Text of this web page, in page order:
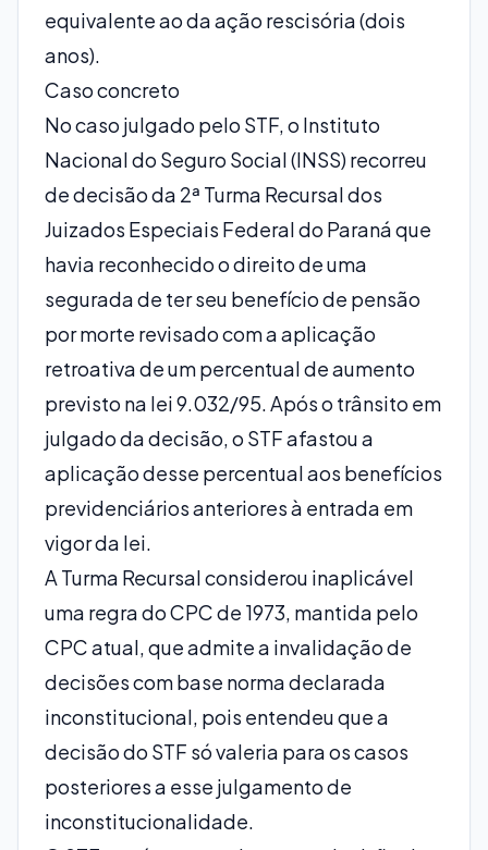
equivalente ao da ação rescisória (dois
anos).
Caso concreto
No caso julgado pelo STF, o Instituto
Nacional do Seguro Social (INSS) recorreu
de decisão da 2ª Turma Recursal dos
Juizados Especiais Federal do Paraná que
havia reconhecido o direito de uma
segurada de ter seu benefício de pensão
por morte revisado com a aplicação
retroativa de um percentual de aumento
previsto na lei 9.032/95. Após o trânsito em
julgado da decisão, o STF afastou a
aplicação desse percentual aos benefícios
previdenciários anteriores à entrada em
vigor da lei.
A Turma Recursal considerou inaplicável
uma regra do CPC de 1973, mantida pelo
CPC atual, que admite a invalidação de
decisões com base norma declarada
inconstitucional, pois entendeu que a
decisão do STF só valeria para os casos
posteriores a esse julgamento de
inconstitucionalidade.